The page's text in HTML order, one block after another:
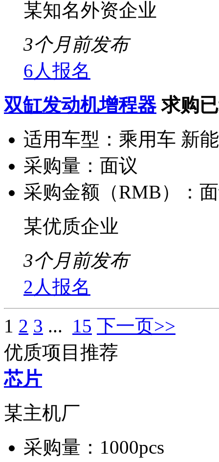
某知名外资企业
3个月前发布
6人报名
双缸发动机增程器 求购
适用车型： 乘用车 新
采购量： 面议
采购金额（RMB）：
某优质企业
3个月前发布
2人报名
1 2 3 ... 15 下一页>>
优质项目推荐
芯片
某主机厂
采购量： 1000pcs